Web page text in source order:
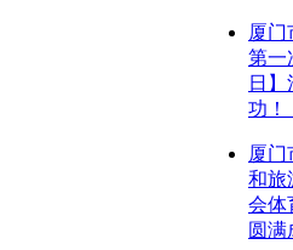
厦门
第一
日
功！
厦门
和旅
会体
圆满